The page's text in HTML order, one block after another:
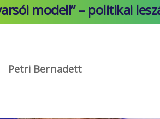
modell” – politikai
Petri Bernadett